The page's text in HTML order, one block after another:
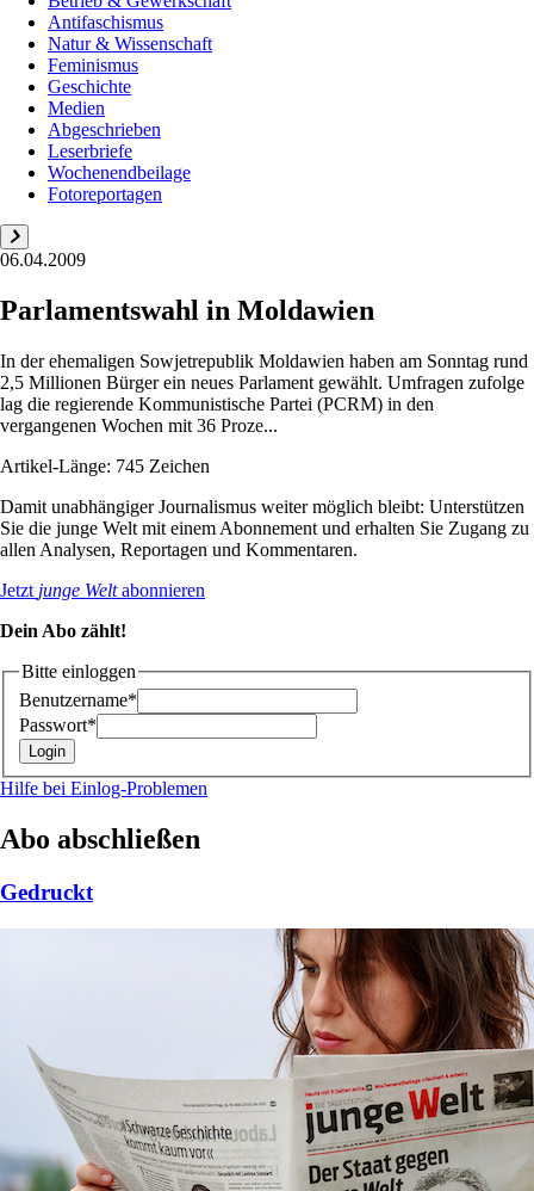
Antifaschismus
Natur & Wissenschaft
Feminismus
Geschichte
Medien
Abgeschrieben
Leserbriefe
Wochenendbeilage
Fotoreportagen
06.04.2009
Parlamentswahl in Moldawien
In der ehemaligen Sowjetrepublik Moldawien haben am Sonntag rund
2,5 Millionen Bürger ein neues Parlament gewählt. Umfragen zufolge
lag die regierende Kommunistische Partei (PCRM) in den
vergangenen Wochen mit 36 Proze...
Artikel-Länge: 745 Zeichen
Damit unabhängiger Journalismus weiter möglich bleibt: Unterstützen
Sie die junge Welt mit einem Abonnement und erhalten Sie Zugang zu
allen Analysen, Reportagen und Kommentaren.
Jetzt junge Weltabonnieren
Dein Abo zählt!
Bitte einloggen
Benutzername*
Passwort*
Hilfe bei Einlog-Problemen
Abo abschließen
Gedruckt